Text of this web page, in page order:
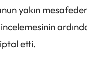
yakın
incelemesinin
etti.